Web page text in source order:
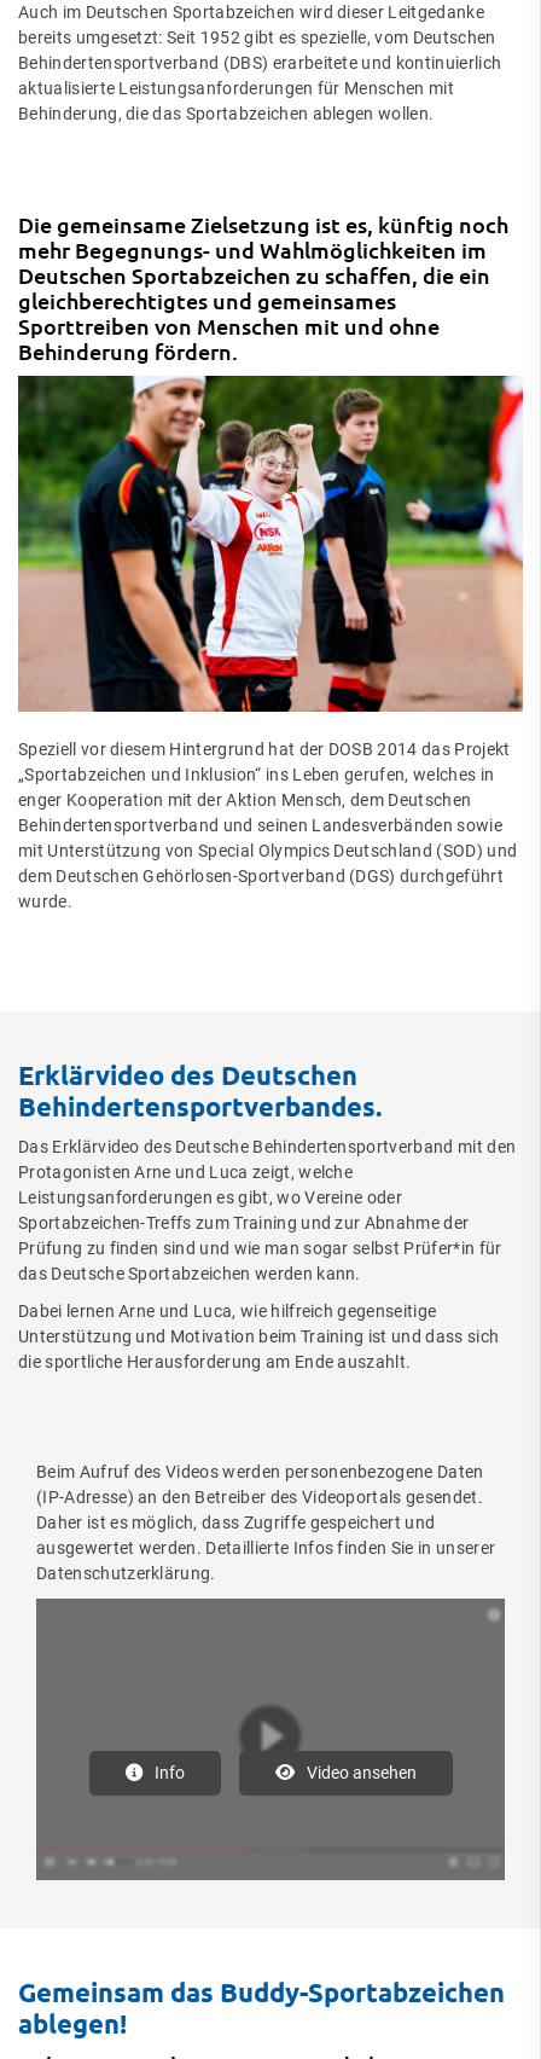
Auch im Deutschen Sportabzeichen wird dieser Leitgedanke
bereits umgesetzt: Seit 1952 gibt es spezielle, vom Deutschen
Behindertensportverband (DBS) erarbeitete und kontinuierlich
aktualisierte Leistungsanforderungen für Menschen mit
Behinderung, die das Sportabzeichen ablegen wollen.
Die gemeinsame Zielsetzung ist es, künftig noch
mehr Begegnungs- und Wahlmöglichkeiten im
Deutschen Sportabzeichen zu schaffen, die ein
gleichberechtigtes und gemeinsames
Sporttreiben von Menschen mit und ohne
Behinderung fördern.
Speziell vor diesem Hintergrund hat der DOSB 2014 das Projekt
„Sportabzeichen und Inklusion“ ins Leben gerufen, welches in
enger Kooperation mit der Aktion Mensch, dem Deutschen
Behindertensportverband und seinen Landesverbänden sowie
mit Unterstützung von Special Olympics Deutschland (SOD) und
dem Deutschen Gehörlosen-Sportverband (DGS) durchgeführt
wurde.
Erklärvideo des Deutschen
Behindertensportverbandes.
Das Erklärvideo des Deutsche Behindertensportverband mit den
Protagonisten Arne und Luca zeigt, welche
Leistungsanforderungen es gibt, wo Vereine oder
Sportabzeichen-Treffs zum Training und zur Abnahme der
Prüfung zu finden sind und wie man sogar selbst Prüfer*in für
das Deutsche Sportabzeichen werden kann.
Dabei lernen Arne und Luca, wie hilfreich gegenseitige
Unterstützung und Motivation beim Training ist und dass sich
die sportliche Herausforderung am Ende auszahlt.
Beim Aufruf des Videos werden personenbezogene Daten
(IP-Adresse) an den Betreiber des Videoportals gesendet.
Daher ist es möglich, dass Zugriffe gespeichert und
ausgewertet werden. Detaillierte Infos finden Sie in unserer
Datenschutzerklärung.
Info Video ansehen
Gemeinsam das Buddy-Sportabzeichen
ablegen!